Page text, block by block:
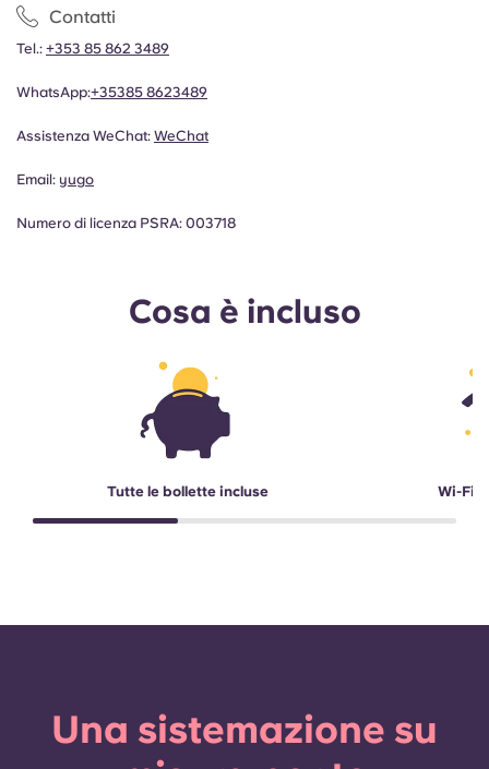
Contatti
Tel.: +353 85 862 3489
WhatsApp:+35385 8623489
Assistenza WeChat: WeChat
Email: yugo
Numero di licenza PSRA: 003718
Cosa è incluso
Tutte le bollette incluse Wi-Fi
Una sistemazione su